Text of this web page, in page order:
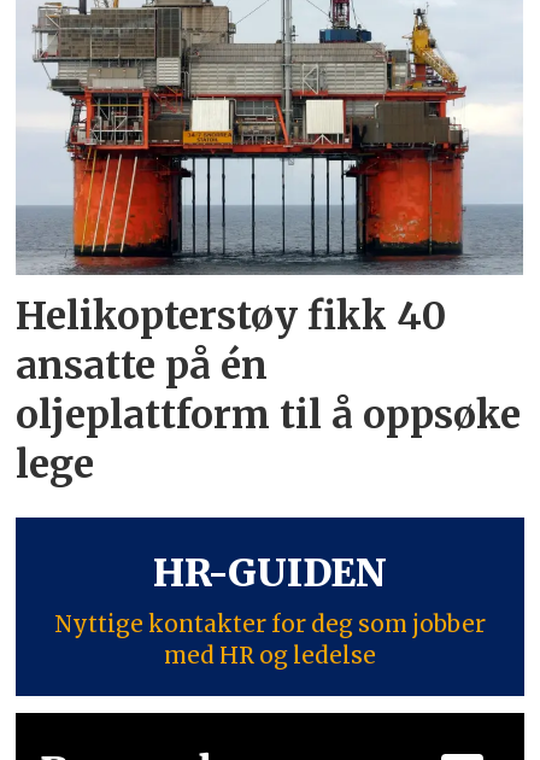
Helikopterstøy fikk 40
ansatte på én
oljeplattform til å oppsøke
lege
HR-GUIDEN
Nyttige kontakter for deg som jobber
med HR og ledelse